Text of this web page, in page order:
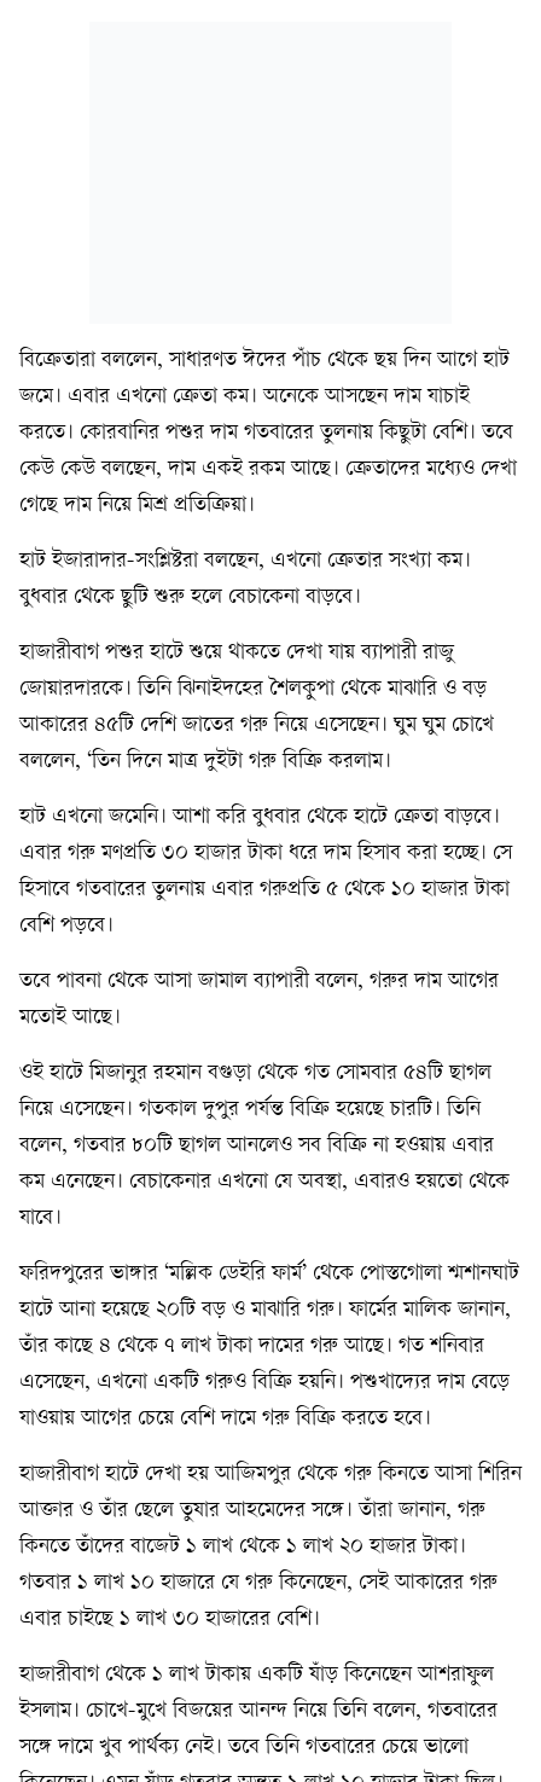
বিক্রেতারা বললেন, সাধারণত ঈদের পাঁচ থেকে ছয় দিন আগে হাট
জমে। এবার এখনো ক্রেতা কম। অনেকে আসছেন দাম যাচাই
করতে। কোরবানির পশুর দাম গতবারের তুলনায় কিছুটা বেশি। তবে
কেউ কেউ বলছেন, দাম একই রকম আছে। ক্রেতাদের মধ্যেও দেখা
গেছে দাম নিয়ে মিশ্র প্রতিক্রিয়া।
হাট ইজারাদার-সংশ্লিষ্টরা বলছেন, এখনো ক্রেতার সংখ্যা কম।
বুধবার থেকে ছুটি শুরু হলে বেচাকেনা বাড়বে।
হাজারীবাগ পশুর হাটে শুয়ে থাকতে দেখা যায় ব্যাপারী রাজু
জোয়ারদারকে। তিনি ঝিনাইদহের শৈলকুপা থেকে মাঝারি ও বড়
আকারের ৪৫টি দেশি জাতের গরু নিয়ে এসেছেন। ঘুম ঘুম চোখে
বললেন, ‘তিন দিনে মাত্র দুইটা গরু বিক্রি করলাম।
হাট এখনো জমেনি। আশা করি বুধবার থেকে হাটে ক্রেতা বাড়বে।
এবার গরু মণপ্রতি ৩০ হাজার টাকা ধরে দাম হিসাব করা হচ্ছে। সে
হিসাবে গতবারের তুলনায় এবার গরুপ্রতি ৫ থেকে ১০ হাজার টাকা
বেশি পড়বে।
তবে পাবনা থেকে আসা জামাল ব্যাপারী বলেন, গরুর দাম আগের
মতোই আছে।
ওই হাটে মিজানুর রহমান বগুড়া থেকে গত সোমবার ৫৪টি ছাগল
নিয়ে এসেছেন। গতকাল দুপুর পর্যন্ত বিক্রি হয়েছে চারটি। তিনি
বলেন, গতবার ৮০টি ছাগল আনলেও সব বিক্রি না হওয়ায় এবার
কম এনেছেন। বেচাকেনার এখনো যে অবস্থা, এবারও হয়তো থেকে
যাবে।
ফরিদপুরের ভাঙ্গার ‘মল্লিক ডেইরি ফার্ম’ থেকে পোস্তগোলা শ্মশানঘাট
হাটে আনা হয়েছে ২০টি বড় ও মাঝারি গরু। ফার্মের মালিক জানান,
তাঁর কাছে ৪ থেকে ৭ লাখ টাকা দামের গরু আছে। গত শনিবার
এসেছেন, এখনো একটি গরুও বিক্রি হয়নি। পশুখাদ্যের দাম বেড়ে
যাওয়ায় আগের চেয়ে বেশি দামে গরু বিক্রি করতে হবে।
হাজারীবাগ হাটে দেখা হয় আজিমপুর থেকে গরু কিনতে আসা শিরিন
আক্তার ও তাঁর ছেলে তুষার আহমেদের সঙ্গে। তাঁরা জানান, গরু
কিনতে তাঁদের বাজেট ১ লাখ থেকে ১ লাখ ২০ হাজার টাকা।
গতবার ১ লাখ ১০ হাজারে যে গরু কিনেছেন, সেই আকারের গরু
এবার চাইছে ১ লাখ ৩০ হাজারের বেশি।
হাজারীবাগ থেকে ১ লাখ টাকায় একটি ষাঁড় কিনেছেন আশরাফুল
ইসলাম। চোখে-মুখে বিজয়ের আনন্দ নিয়ে তিনি বলেন, গতবারের
সঙ্গে দামে খুব পার্থক্য নেই। তবে তিনি গতবারের চেয়ে ভালো